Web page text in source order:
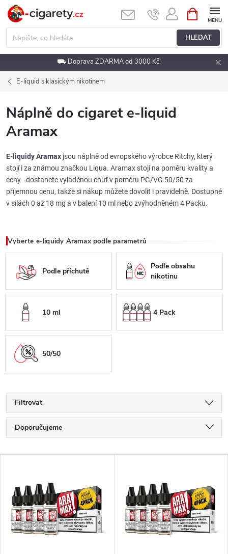
Přejít
obsah
HLEDAT
NÁKUPNÍ
KOŠÍK
⛟ Doprava ZDARMA od 3000 Kč!
E-liquid s klasickým nikotinem
Náplně do cigaret e-liquid
Aramax
E-liquidy Aramax jsou náplně od evropského výrobce Ritchy, který
stojí i za známou značkou Liqua. Aramax stojí na poměru kvality a
ceny - dostanete vyladěnou chuť v poměru PG/VG 50/50 za
příjemnou cenu, takže si nákup můžete dovolit i pravidelně. Dostupné
v silách 0 až 18 mg a v balení 10 ml nebo zvýhodněném 4 Packu.
Vyberte e-liquidy Aramax podle parametrů
Podle příchutě
Podle obsahu
nikotinu
10 ml 4 Pack
50/50
Filtrovat
Ř
a
z
e
n
Doporučujeme
Nejprodávanější
Abecedně
ý
p